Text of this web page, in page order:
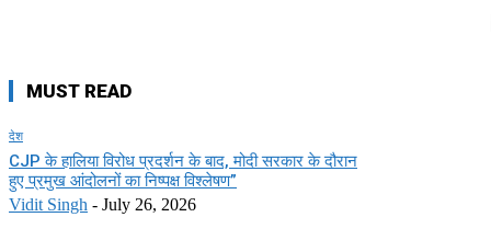
MUST READ
देश
CJP के हालिया विरोध प्रदर्शन के बाद, मोदी सरकार के दौरान
हुए प्रमुख आंदोलनों का निष्पक्ष विश्लेषण”
Vidit Singh - July 26, 2026